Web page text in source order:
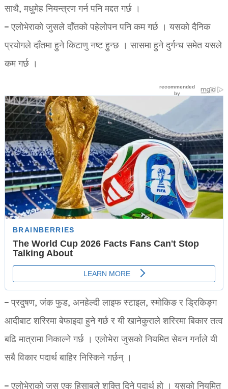
साथै, मधुमेह नियन्त्रण गर्न पनि मद्दत गर्छ ।
– एलोभेराको जुसले दाँतको पहेलोपन पनि कम गर्छ । यसको दैनिक
प्रयोगले दाँतमा हुने किटाणु नष्ट हुन्छ । सासमा हुने दुर्गन्ध समेत यसले
कम गर्छ ।
– प्रदुषण, जंक फुड, अनहेल्दी लाइफ स्टाइल, स्मोकिङ र ड्रिकिङ्ग
आदीबाट शरिरमा बेफाइदा हुने गर्छ र यी खानेकुराले शरिरमा बिकार तत्व
बढि मात्रामा निकाल्ने गर्छ । एलोभेरा जुसको नियमित सेवन गर्नाले यी
सबै विकार पदार्थ बाहिर निस्किने गर्छन् ।